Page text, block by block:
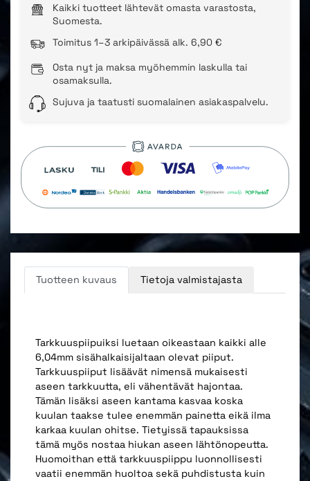
Kaikki tuotteet lähtevät omasta varastosta,
Suomesta.
Toimitus 1–3 arkipäivässä alk. 6,90 €
Osta nyt ja maksa myöhemmin laskulla tai
osamaksulla.
Sujuva ja taatusti suomalainen asiakaspalvelu.
Tuotteen kuvaus Tietoja valmistajasta
Tarkkuuspiipuiksi luetaan oikeastaan kaikki alle
6,04mm sisähalkaisijaltaan olevat piiput.
Tarkkuuspiiput lisäävät nimensä mukaisesti
aseen tarkkuutta, eli vähentävät hajontaa.
Tämän lisäksi aseen kantama kasvaa koska
kuulan taakse tulee enemmän painetta eikä ilma
karkaa kuulan ohitse. Tietyissä tapauksissa
tämä myös nostaa hiukan aseen lähtönopeutta.
Huomoithan että tarkkuuspiippu luonnollisesti
vaatii enemmän huoltoa sekä puhdistusta kuin